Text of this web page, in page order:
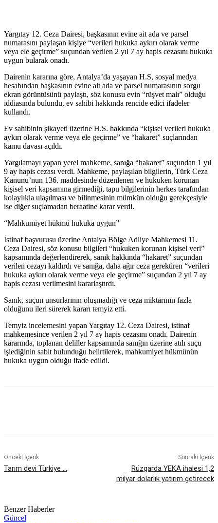
Yargıtay 12. Ceza Dairesi, başkasının evine ait ada ve parsel
numarasını paylaşan kişiye “verileri hukuka aykırı olarak verme
veya ele geçirme” suçundan verilen 2 yıl 7 ay hapis cezasını hukuka
uygun bularak onadı.
Dairenin kararına göre, Antalya’da yaşayan H.S, sosyal medya
hesabından başkasının evine ait ada ve parsel numarasının sorgu
ekran görüntüsünü paylaştı, söz konusu evin “rüşvet malı” olduğu
iddiasında bulundu, ev sahibi hakkında rencide edici ifadeler
kullandı.
Ev sahibinin şikayeti üzerine H.S. hakkında “kişisel verileri hukuka
aykırı olarak verme veya ele geçirme” ve “hakaret” suçlarından
kamu davası açıldı.
Yargılamayı yapan yerel mahkeme, sanığa “hakaret” suçundan 1 yıl
9 ay hapis cezası verdi. Mahkeme, paylaşılan bilgilerin, Türk Ceza
Kanunu’nun 136. maddesinde düzenlenen ve hukuken korunan
kişisel veri kapsamına girmediği, tapu bilgilerinin herkes tarafından
kolaylıkla ulaşılması ve bilinmesinin mümkün olduğu gerekçesiyle
ise diğer suçlamadan beraatine karar verdi.
“Mahkumiyet hükmü hukuka uygun”
İstinaf başvurusu üzerine Antalya Bölge Adliye Mahkemesi 11.
Ceza Dairesi, söz konusu bilgileri “hukuken korunan kişisel veri”
kapsamında değerlendirerek, sanık hakkında “hakaret” suçundan
verilen cezayı kaldırdı ve sanığa, daha ağır ceza gerektiren “verileri
hukuka aykırı olarak verme veya ele geçirme” suçundan 2 yıl 7 ay
hapis cezası verilmesini kararlaştırdı.
Sanık, suçun unsurlarının oluşmadığı ve ceza miktarının fazla
olduğunu ileri sürerek kararı temyiz etti.
Temyiz incelemesini yapan Yargıtay 12. Ceza Dairesi, istinaf
mahkemesince verilen 2 yıl 7 ay hapis cezasını onadı. Dairenin
kararında, toplanan deliller kapsamında sanığın üzerine atılı suçu
işlediğinin sabit bulunduğu belirtilerek, mahkumiyet hükmünün
hukuka uygun olduğu ifade edildi.
Önceki İçerik
Tarım devi Türkiye …
Sonraki İçerik
Rüzgarda YEKA ihalesi 1,2
milyar dolarlık yatırım getirecek
Benzer Haberler
Güncel